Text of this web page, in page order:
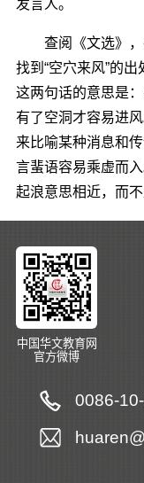
发言人。
查阅《文选》，
找到“空穴来风”的
这两句话的意思是
有了空洞才容易进
来比喻某种消息和
言蜚语容易乘虚而
起浪意思相近，而不
中国华文教育网
官方微博
0086-